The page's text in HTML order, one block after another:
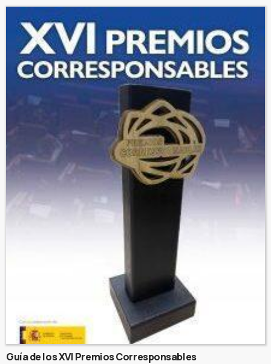
Guía de los XVI Premios Corresponsables